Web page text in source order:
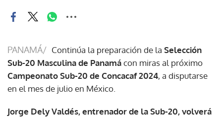
PANAMÁ/ Continúa la preparación de la Selección
Sub-20 Masculina de Panamácon miras al próximo
Campeonato Sub-20 de Concacaf 2024, a disputarse
en el mes de julio en México.
Jorge Dely Valdés, entrenador de la Sub-20, volverá